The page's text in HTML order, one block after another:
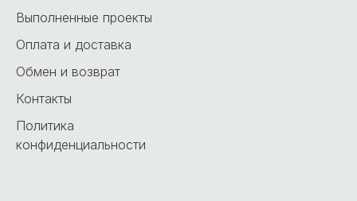
Выполненные проекты
Оплата и доставка
Обмен и возврат
Контакты
Политика
конфиденциальности